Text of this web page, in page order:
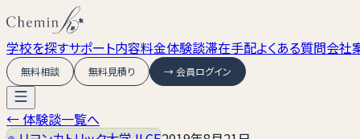
学校を探すサポート内容料金体験談滞在手配よくある質問会社
無料相談 無料見積り → 会員ログイン
← 体験談一覧へ